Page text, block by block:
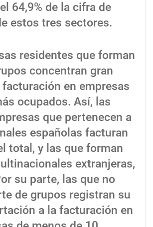
64,9% de la cifra de
estos tres sectores.
residentes que forman
concentran gran
en empresas
ocupados. Así, las
que pertenecen a
españolas facturan
total, y las que forman
extranjeras,
su parte, las que no
de grupos registran su
a la facturación en